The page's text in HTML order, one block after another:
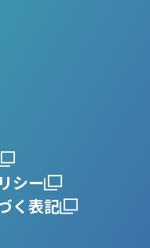
シー
く表記